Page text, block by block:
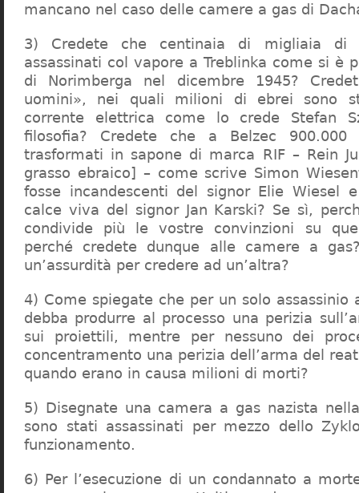
mancano nel caso delle camere a gas di
3) Credete che centinaia di migliaia di
assassinati col vapore a Treblinka come si è
di Norimberga nel dicembre 1945?
uomini», nei quali milioni di ebrei sono
corrente elettrica come lo crede Stefan
filosofia? Credete che a Belzec
trasformati in sapone di marca RIF – Rein
grasso ebraico] – come scrive Simon
fosse incandescenti del signor Elie Wiesel
calce viva del signor Jan Karski? Se sì,
condivide più le vostre convinzioni su
perché credete dunque alle camere a
un’assurdità per credere ad un’altra?
4) Come spiegate che per un solo assassinio
debba produrre al processo una perizia
sui proiettili, mentre per nessuno dei
concentramento una perizia dell’arma del
quando erano in causa milioni di morti?
5) Disegnate una camera a gas nazista
sono stati assassinati per mezzo dello
funzionamento.
6) Per l’esecuzione di un condannato a